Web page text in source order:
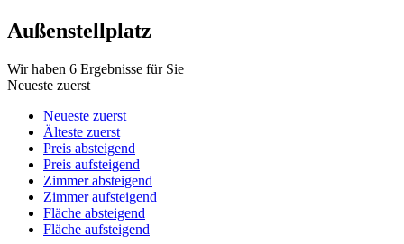
Außenstellplatz
Wir haben 6 Ergebnisse für Sie
Neueste zuerst
Neueste zuerst
Älteste zuerst
Preis absteigend
Preis aufsteigend
Zimmer absteigend
Zimmer aufsteigend
Fläche absteigend
Fläche aufsteigend